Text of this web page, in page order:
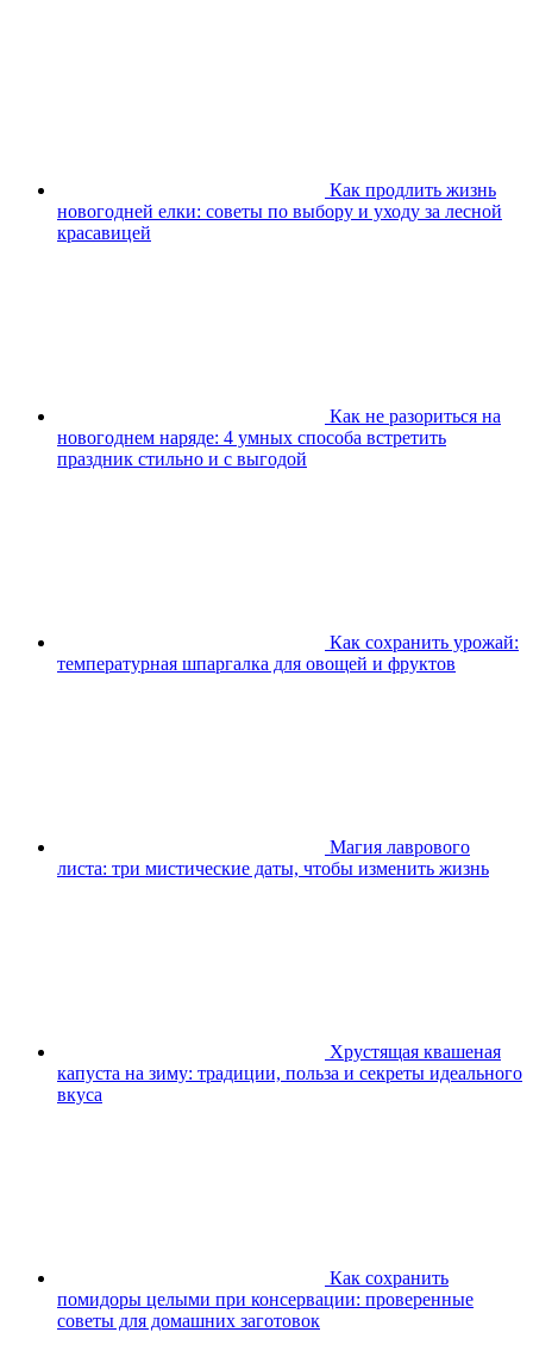
Как продлить жизнь
новогодней елки: советы по выбору и уходу за лесной
красавицей
Как не разориться на
новогоднем наряде: 4 умных способа встретить
праздник стильно и с выгодой
Как сохранить урожай:
температурная шпаргалка для овощей и фруктов
Магия лаврового
листа: три мистические даты, чтобы изменить жизнь
Хрустящая квашеная
капуста на зиму: традиции, польза и секреты идеального
вкуса
Как сохранить
помидоры целыми при консервации: проверенные
советы для домашних заготовок